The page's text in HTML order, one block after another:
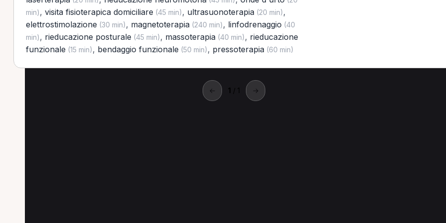
min), visita fisioterapica domiciliare (45 min), ultrasuonoterapia(20 min),
elettrostimolazione (30 min), magnetoterapia(240 min), linfodrenaggio (40
min), rieducazione posturale (45 min), massoterapia(40 min), rieducazione
funzionale (15 min), bendaggio funzionale (50 min), pressoterapia(60 min)
← 1 / 1 →